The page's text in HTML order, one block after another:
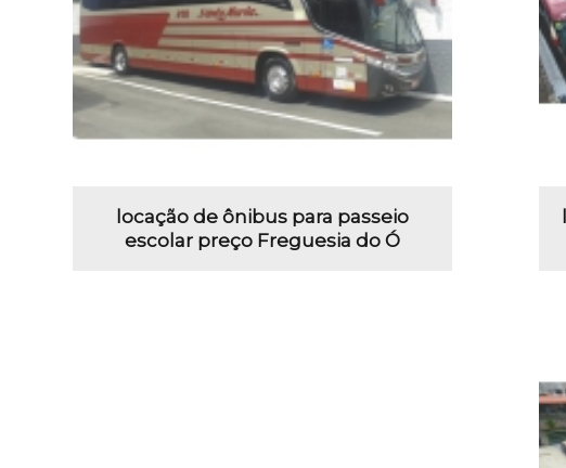
locação de ônibus para passeio
escolar preço Freguesia do Ó